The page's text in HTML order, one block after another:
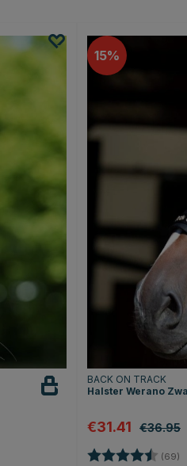
15
BACK ON TRACK
Halster Werano
€31.41 €36.95
Beoordeling: (69)